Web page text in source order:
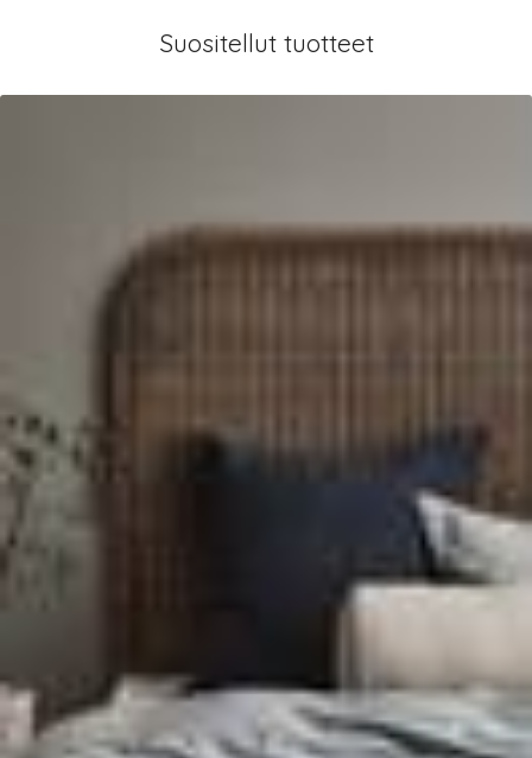
Suositellut tuotteet